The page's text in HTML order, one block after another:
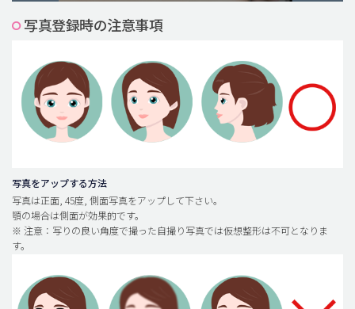
プチ整形
メンズ整形
idリアルストーリー
idニュース
安全整形
料金一覧
ご相談のお問い合わせ
写真登録時の注意事項
写真をアップする方法
写真は正面, 45度, 側面写真をアップして下さい。
顎の場合は側面が効果的です。
※ 注意：写りの良い角度で撮った自撮り写真では仮想整形は不可となりま
す。